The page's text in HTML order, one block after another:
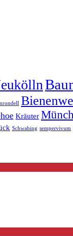
Kräuter
Schwabing sempervivum